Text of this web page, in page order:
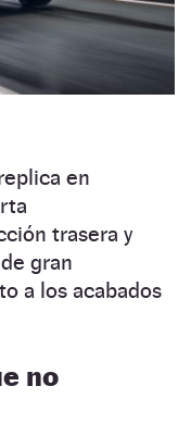
en
trasera y
gran
a los acabados
no